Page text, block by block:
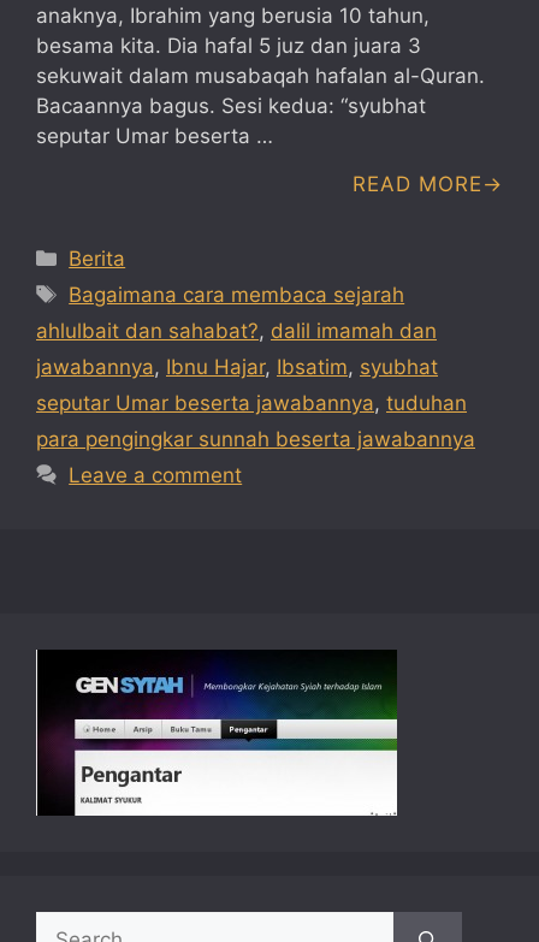
anaknya, Ibrahim yang berusia 10 tahun,
besama kita. Dia hafal 5 juz dan juara 3
sekuwait dalam musabaqah hafalan al-Quran.
Bacaannya bagus. Sesi kedua: “syubhat
seputar Umar beserta …
READ MORE
Categories
Berita
Tags
Bagaimana cara membaca sejarah
ahlulbait dan sahabat?, dalil imamah dan
jawabannya, Ibnu Hajar, Ibsatim, syubhat
seputar Umar beserta jawabannya, tuduhan
para pengingkar sunnah beserta jawabannya
Leave a comment
Search